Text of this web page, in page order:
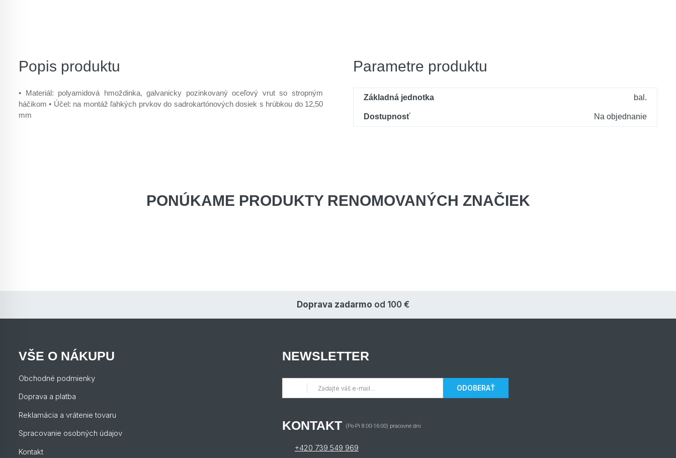
Popis produktu
• Materiál: polyamidová hmoždinka, galvanicky pozinkovaný oceľový vrut so stropným
háčikom • Účel: na montáž ľahkých prvkov do sadrokartónových dosiek s hrúbkou do 12,50
mm
Parametre produktu
Základná jednotka bal.
Dostupnosť Na objednanie
PONÚKAME PRODUKTY RENOMOVANÝCH ZNAČIEK
Doprava zadarmo od 100 €
VŠE O NÁKUPU
Obchodné podmienky
Doprava a platba
Reklamácia a vrátenie tovaru
Spracovanie osobných údajov
Kontakt
NEWSLETTER
ODOBERAŤ
KONTAKT (Po-Pi 8:00-16:00) pracovné dni
+420 739 549 969